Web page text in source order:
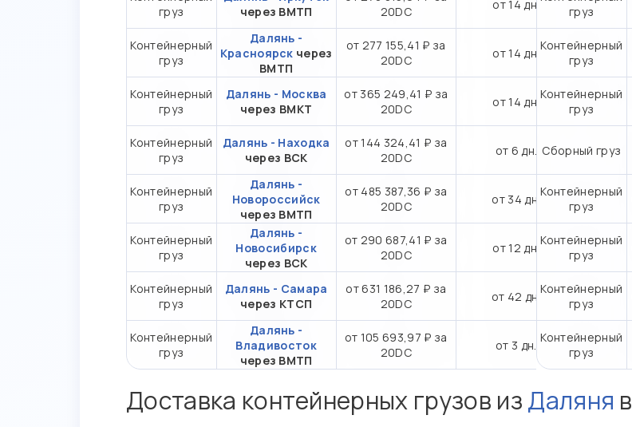
груз
через ВМТП
20DC
от 14 дн.
Контейнерный
груз
Далянь -
Красноярск через
ВМТП
от 277 155,41 ₽ за
20DC
от 14 дн.
Контейнерный
груз
Далянь - Москва
через ВМКТ
от 365 249,41 ₽ за
20DC
от 14 дн.
Контейнерный
груз
Далянь - Находка
через ВСК
от 144 324,41 ₽ за
20DC
от 6 дн.
Контейнерный
груз
Далянь -
Новороссийск
через ВМТП
от 485 387,36 ₽ за
20DC
от 34 дн.
Контейнерный
груз
Далянь -
Новосибирск
через ВСК
от 290 687,41 ₽ за
20DC
от 12 дн.
Контейнерный
груз
Далянь - Самара
через КТСП
от 631 186,27 ₽ за
20DC
от 42 дн.
Контейнерный
груз
Далянь -
Владивосток
через ВМТП
от 105 693,97 ₽ за
20DC
от 3 дн.
груз
Контейнерный
груз
Контейнерный
груз
Сборный груз
Контейнерный
груз
Контейнерный
груз
Контейнерный
груз
Контейнерный
груз
Доставка контейнерных грузов изДаляня в